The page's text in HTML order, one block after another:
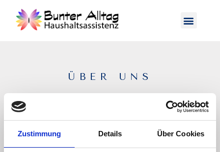
Zustimmung Details Über Cookies
ÜBER UNS